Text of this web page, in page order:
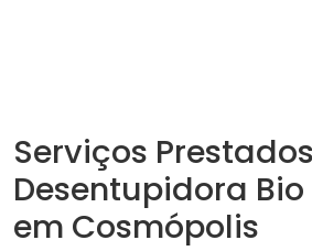
Serviços
Desentupidora
em Cosmópolis